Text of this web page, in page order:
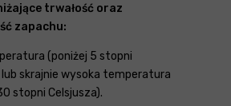
trwałość oraz
zapachu:
(poniżej 5 stopni
lub skrajnie wysoka temperatura
stopni Celsjusza).